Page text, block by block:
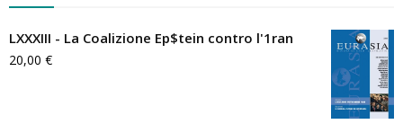
LXXXIII - La Coalizione Ep$tein contro l'1ran
20,00 €